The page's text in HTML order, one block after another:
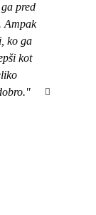
pred
Ampak
ko ga
kot